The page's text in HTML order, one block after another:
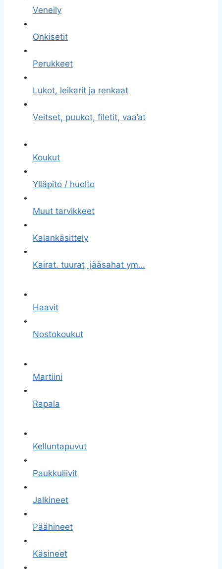
Veneily
Onkisetit
Perukkeet
Lukot, leikarit ja renkaat
Veitset, puukot, filetit, vaa’at
Koukut
Ylläpito / huolto
Muut tarvikkeet
Kalankäsittely
Kairat. tuurat, jääsahat ym…
Haavit
Nostokoukut
Martiini
Rapala
Kelluntapuvut
Paukkuliivit
Jalkineet
Päähineet
Käsineet